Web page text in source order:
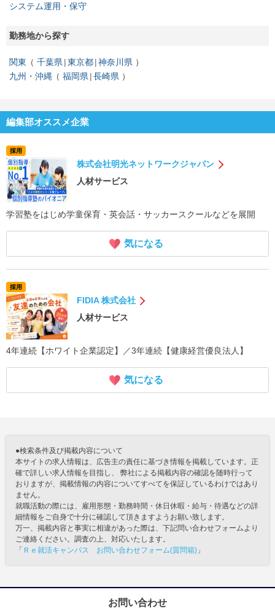
システム運用・保守
勤務地から探す
関東 千葉県 東京都 神奈川県
九州・沖縄
福岡県 長崎県
編集部オススメ企業
採用
株式会社明光ネットワークジャパン
人材サービス
学習塾をはじめ学童保育・英会話・サッカースクールなどを展開
気になる
採用
FIDIA 株式会社
人材サービス
4年連続【ホワイト企業認定】／3年連続【健康経営優良法人】
気になる
●検索条件及び掲載内容について
本サイトの求人情報は、広告主の責任に基づき情報を掲載しています。正
確で詳しい求人情報を目指し、 弊社による掲載内容の確認を随時行って
おりますが、掲載情報の内容についてすべてを保証しているわけではあり
ません。
就職活動の際には、雇用形態・勤務時間・休日休暇・給与・待遇などの詳
細情報をご自身で十分に確認して頂きますようお願い致します。
万一、掲載内容と事実に相違があった際は、下記問い合わせフォームより
ご連絡ください。調査の上、対応いたします。
「 Ｒｅ就活キャンパス お問い合わせフォーム(質問箱) 」
お問い合わせ